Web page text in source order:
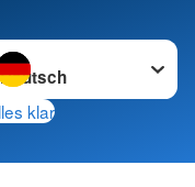
wechseln zu
klar